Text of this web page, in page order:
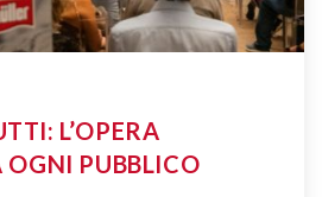
L’OPERA
OGNI PUBBLICO